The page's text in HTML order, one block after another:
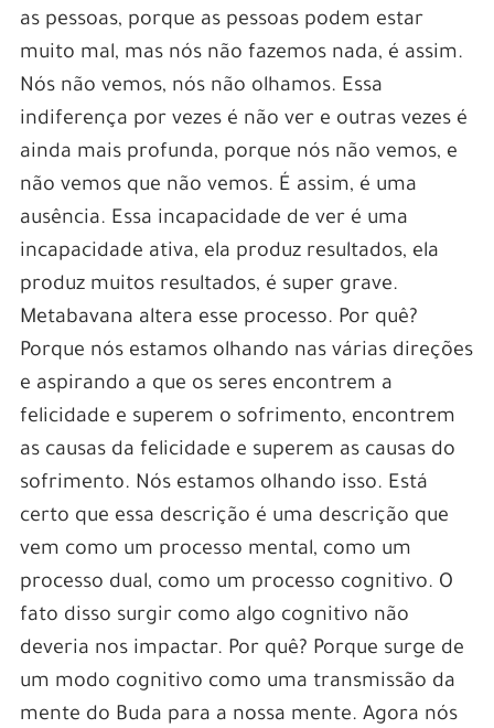
as pessoas, porque as pessoas podem estar
muito mal, mas nós não fazemos nada, é assim.
Nós não vemos, nós não olhamos. Essa
indiferença por vezes é não ver e outras vezes é
ainda mais profunda, porque nós não vemos, e
não vemos que não vemos. É assim, é uma
ausência. Essa incapacidade de ver é uma
incapacidade ativa, ela produz resultados, ela
produz muitos resultados, é super grave.
Metabavana altera esse processo. Por quê?
Porque nós estamos olhando nas várias direções
e aspirando a que os seres encontrem a
felicidade e superem o sofrimento, encontrem
as causas da felicidade e superem as causas do
sofrimento. Nós estamos olhando isso. Está
certo que essa descrição é uma descrição que
vem como um processo mental, como um
processo dual, como um processo cognitivo. O
fato disso surgir como algo cognitivo não
deveria nos impactar. Por quê? Porque surge de
um modo cognitivo como uma transmissão da
mente do Buda para a nossa mente. Agora nós